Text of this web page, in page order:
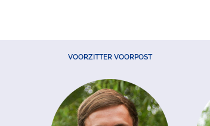
VOORZITTER VOORPOST